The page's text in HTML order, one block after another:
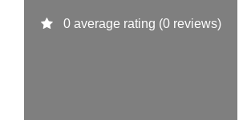
0 average rating (0 reviews)